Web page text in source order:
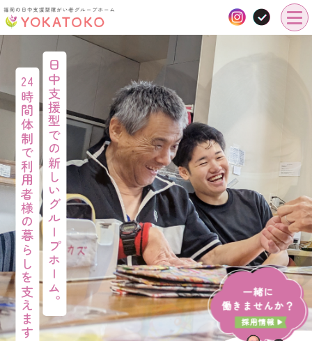
24
時間体制で利用者様の暮らしを支えます日中支援型での新しいグループホーム。
働きませんか？
採用情報